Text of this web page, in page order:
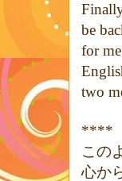
be
for
two
****
この
心か